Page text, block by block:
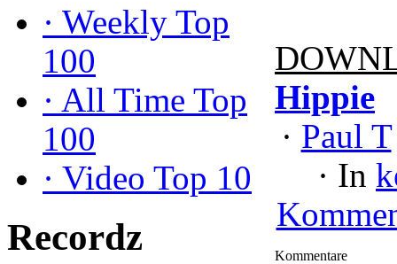
· Weekly Top
100
· All Time Top
100
· Video Top 10
Recordz
Hippie
· Paul T
· In
Kommentare